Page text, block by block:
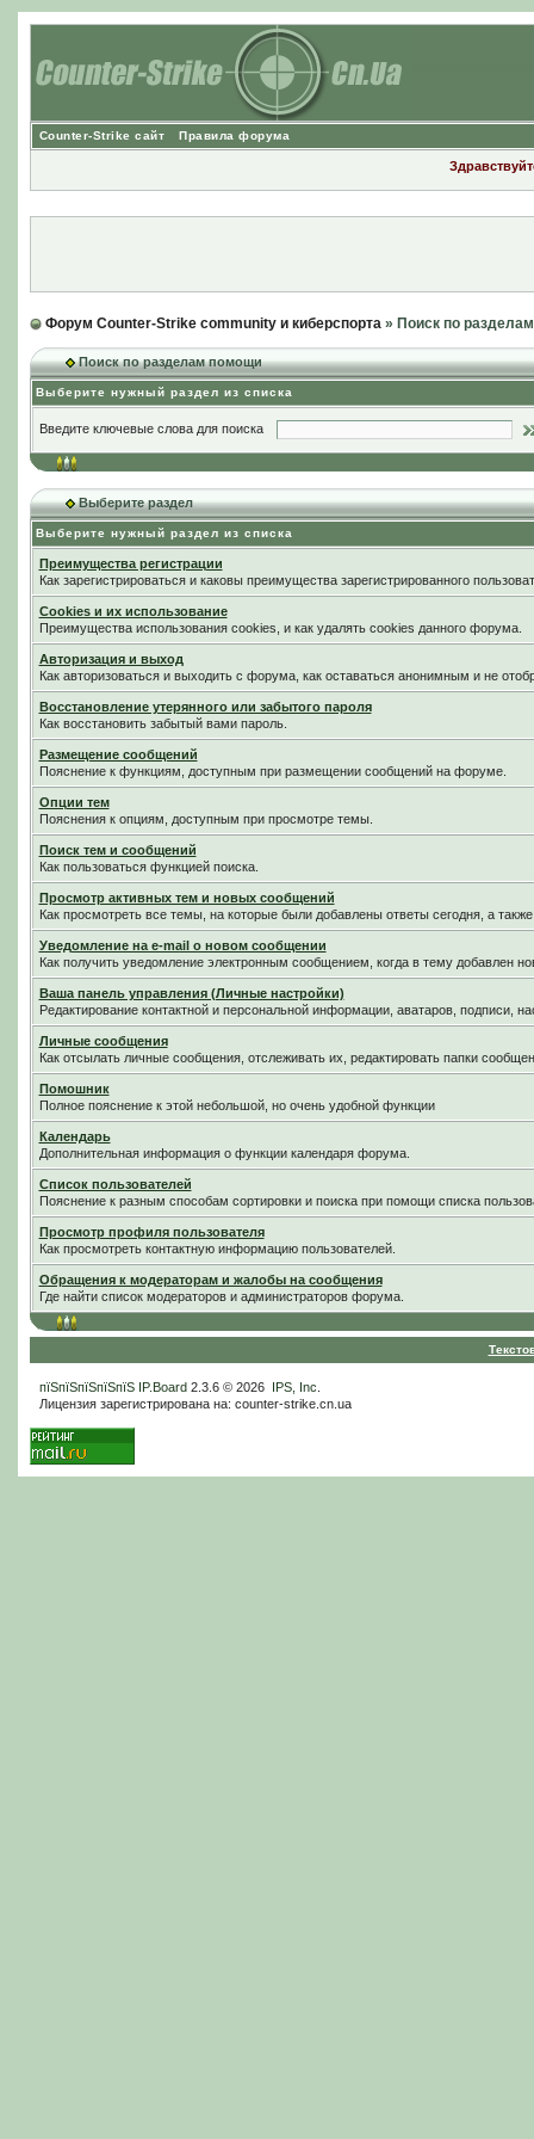
Counter-Strike сайт Правила форума
Форум Counter-Strike community и киберспорта» Поиск по
Поиск по разделам помощи
Выберите нужный раздел из списка
Введите ключевые слова для поиска
Выберите раздел
Выберите нужный раздел из списка
Преимущества регистрации
Как зарегистрироваться и каковы преимущества зарегистрированного
Cookies и их использование
Преимущества использования cookies, и как удалять cookies данного форума.
Авторизация и выход
Как авторизоваться и выходить с форума, как оставаться анонимным и не
Восстановление утерянного или забытого пароля
Как восстановить забытый вами пароль.
Размещение сообщений
Пояснение к функциям, доступным при размещении сообщений на форуме.
Опции тем
Пояснения к опциям, доступным при просмотре темы.
Поиск тем и сообщений
Как пользоваться функцией поиска.
Просмотр активных тем и новых сообщений
Как просмотреть все темы, на которые были добавлены ответы сегодня, а
Уведомление на е-mail о новом сообщении
Как получить уведомление электронным сообщением, когда в тему добавлен
Ваша панель управления (Личные настройки)
Редактирование контактной и персональной информации, аватаров, подписи,
Личные сообщения
Как отсылать личные сообщения, отслеживать их, редактировать папки
Помошник
Полное пояснение к этой небольшой, но очень удобной функции
Календарь
Дополнительная информация о функции календаря форума.
Список пользователей
Пояснение к разным способам сортировки и поиска при помощи списка
Просмотр профиля пользователя
Как просмотреть контактную информацию пользователей.
Обращения к модераторам и жалобы на сообщения
Где найти список модераторов и администраторов форума.
пїЅпїЅпїЅпїЅпїЅ IP.Board2.3.6 © 2026 IPS, Inc
Лицензия зарегистрирована на: counter-strike.cn.ua